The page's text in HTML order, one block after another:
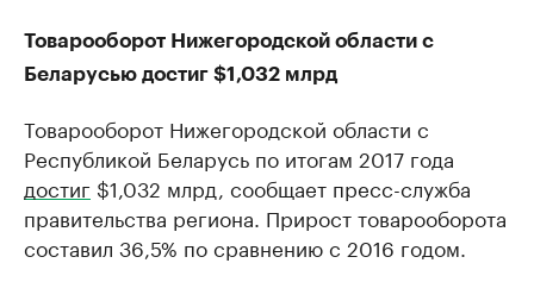
Товарооборот Нижегородской области с
Беларусью достиг $1,032 млрд
Товарооборот Нижегородской области с
Республикой Беларусь по итогам 2017 года
достиг ​$1,032 млрд, сообщает пресс-служба
правительства региона. Прирост товарооборота
составил 36,5% по сравнению с 2016 годом.